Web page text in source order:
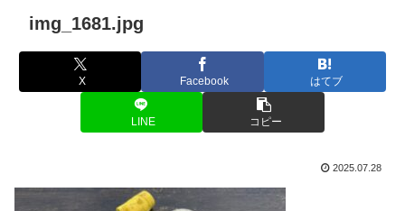
img_1681.jpg
X Facebook はてブ
LINE コピー
2025.07.28